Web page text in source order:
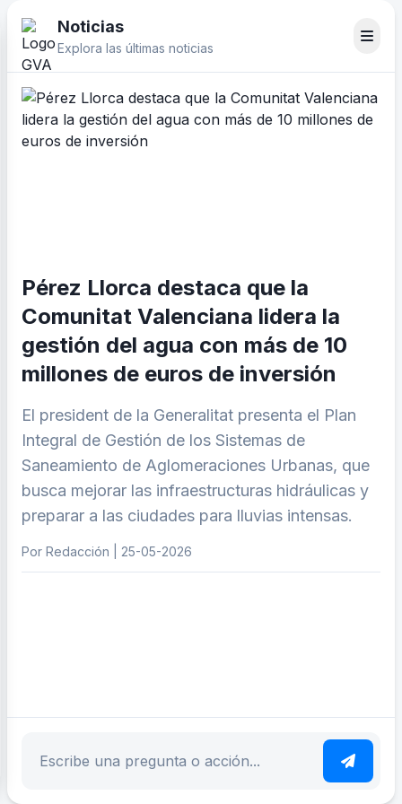
Noticias
Explora las últimas noticias
Pérez Llorca destaca que la
Comunitat Valenciana lidera la
gestión del agua con más de 10
millones de euros de inversión
El president de la Generalitat presenta el Plan
Integral de Gestión de los Sistemas de
Saneamiento de Aglomeraciones Urbanas, que
busca mejorar las infraestructuras hidráulicas y
preparar a las ciudades para lluvias intensas.
Por Redacción | 25-05-2026
Escribe tu pregunta